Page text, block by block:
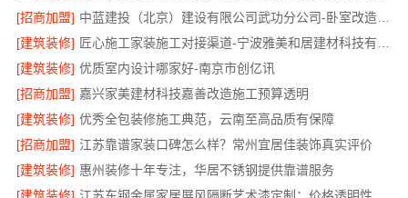
[招商加盟]
中蓝建投（北京）建设有限公司武功分公司-卧室改造智能家居
[建筑装修]
[建筑装修] 优质室内设计哪家好-南京市创亿讯
[招商加盟] 嘉兴家美建材科技嘉善改造施工预算透明
[建筑装修] 优秀全包装修施工典范，云南至高品质有保障
[招商加盟] 江苏靠谱家装口碑怎么样？常州宜居佳装饰真实评价
[建筑装修] 惠州装修十年专注，华居不锈钢提供靠谱服务